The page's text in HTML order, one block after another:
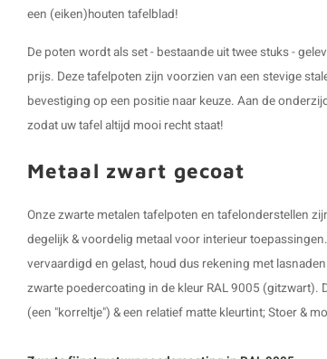
een (eiken)houten tafelblad!
De poten wordt als set - bestaande uit twee stuks -
prijs. Dezetafelpoten zijn voorzien van een stevige
bevestiging op een positie naar keuze. Aan de
zodat uw tafel altijd mooi recht staat!
Metaal zwart gecoat
Onze zwarte metalen tafelpoten en tafelonderstellen
degelijk & voordelig metaal voor interieur
vervaardigd en gelast, houd dus rekening met
zwarte poedercoating in de kleur RAL 9005
(een "korreltje") & een relatief matte kleurtint; Stoer &